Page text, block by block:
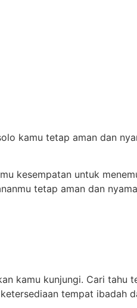
kamu tetap aman dan
kesempatan untuk
tetap aman dan
kamu kunjungi. Cari
tempat ibadah